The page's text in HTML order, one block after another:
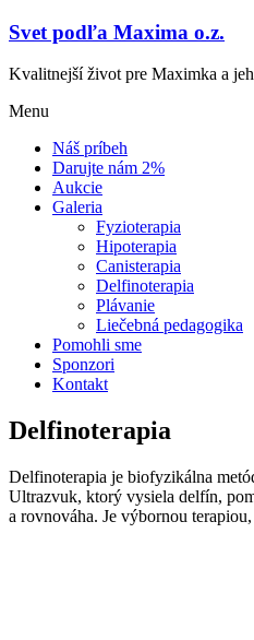
Svet podľa Maxima o.z.
Kvalitnejší život pre Maximka a
Menu
Náš príbeh
Darujte nám 2%
Aukcie
Galeria
Fyzioterapia
Hipoterapia
Canisterapia
Delfinoterapia
Plávanie
Liečebná pedagogika
Pomohli sme
Sponzori
Kontakt
Delfinoterapia
Delfinoterapia je biofyzikálna
Ultrazvuk, ktorý vysiela delfín,
a rovnováha. Je výbornou